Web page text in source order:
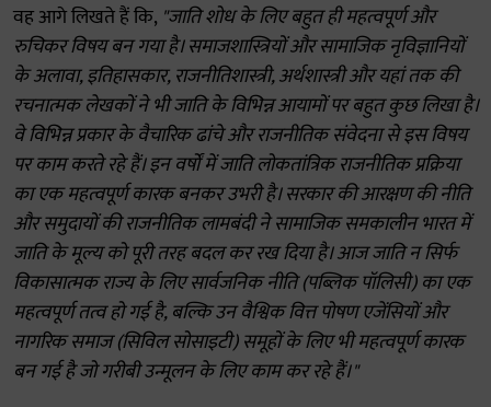
वह आगे लिखते हैं कि, "जाति शोध के लिए बहुत ही महत्वपूर्ण और
रुचिकर विषय बन गया है। समाजशास्त्रियों और सामाजिक नृविज्ञानियों
के अलावा, इतिहासकार, राजनीतिशास्त्री, अर्थशास्त्री और यहां तक की
रचनात्मक लेखकों ने भी जाति के विभिन्न आयामों पर बहुत कुछ लिखा है।
वे विभिन्न प्रकार के वैचारिक ढांचे और राजनीतिक संवेदना से इस विषय
पर काम करते रहे हैं। इन वर्षों में जाति लोकतांत्रिक राजनीतिक प्रक्रिया
का एक महत्वपूर्ण कारक बनकर उभरी है। सरकार की आरक्षण की नीति
और समुदायों की राजनीतिक लामबंदी ने सामाजिक समकालीन भारत में
जाति के मूल्य को पूरी तरह बदल कर रख दिया है। आज जाति न सिर्फ
विकासात्मक राज्य के लिए सार्वजनिक नीति (पब्लिक पॉलिसी) का एक
महत्वपूर्ण तत्व हो गई है, बल्कि उन वैश्विक वित्त पोषण एजेंसियों और
नागरिक समाज (सिविल सोसाइटी) समूहों के लिए भी महत्वपूर्ण कारक
बन गई है जो गरीबी उन्मूलन के लिए काम कर रहे हैं।"